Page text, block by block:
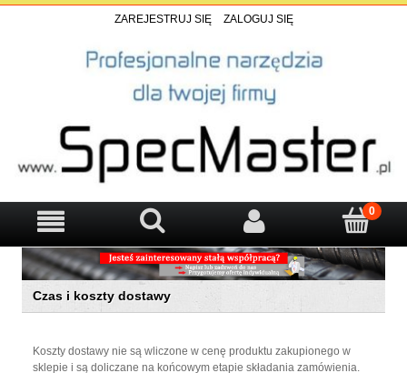
ZAREJESTRUJ SIĘ ZALOGUJ SIĘ
Czas i koszty dostawy
Koszty dostawy nie są wliczone w cenę produktu zakupionego w
sklepie i są doliczane na końcowym etapie składania zamówienia.